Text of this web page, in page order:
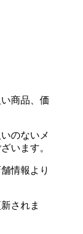
商品、価
のないメ
います。
情報より
されま